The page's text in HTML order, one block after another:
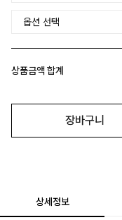
상품금액 합계
장바구니
상세정보